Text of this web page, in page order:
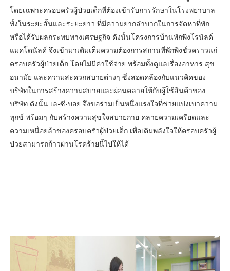
โดยเฉพาะครอบครัวผู้ป่วยเด็กที่ต้องเข้ารับการรักษาในโรงพยาบาล
ทั้งในระยะสั้นและระยะยาว ที่มีความยากลำบากในการจัดหาที่พัก
หรือได้รับผลกระทบทางเศรษฐกิจ ดังนั้นโครงการบ้านพักพิงโรนัลด์
แมคโดนัลด์ จึงเข้ามาเติมเต็มความต้องการสถานที่พักพิงชั่วคราวแก่
ครอบครัวผู้ป่วยเด็ก โดยไม่มีค่าใช้จ่าย พร้อมทั้งดูแลเรื่องอาหาร สุข
อนามัย และความสะดวกสบายต่างๆ ซึ่งสอดคล้องกับแนวคิดของ
บริษัทในการสร้างความสบายและผ่อนคลายให้กับผู้ใช้สินค้าของ
บริษัท ดังนั้น เล-ซี-บอย จึงขอร่วมเป็นหนึ่งแรงใจที่ช่วยแบ่งเบาความ
ทุกข์ พร้อมๆ กับสร้างความสุขใจสบายกาย คลายความเครียดและ
ความเหนื่อยล้าของครอบครัวผู้ป่วยเด็ก เพื่อเติมพลังใจให้ครอบครัวผู้
ป่วยสามารถก้าวผ่านโรคร้ายนี้ไปให้ได้